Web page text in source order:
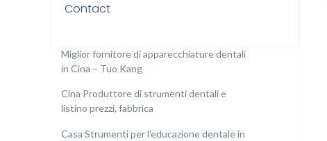
Contact
Miglior fornitore di apparecchiature dentali
in Cina – Tuo Kang
Cina Produttore di strumenti dentali e
listino prezzi, fabbrica
Casa Strumenti per l’educazione dentale in